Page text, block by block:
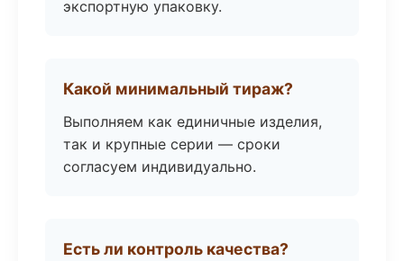
экспортную упаковку.
Какой минимальный тираж?
Выполняем как единичные изделия,
так и крупные серии — сроки
согласуем индивидуально.
Есть ли контроль качества?